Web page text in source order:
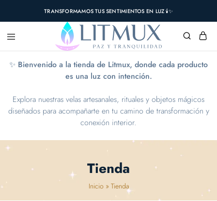
TRANSFORMAMOS TUS SENTIMIENTOS EN LUZ 🕯️✨
✨ Bienvenido a la tienda de Litmux, donde cada producto
es una luz con intención.
Explora nuestras velas artesanales, rituales y objetos mágicos
diseñados para acompañarte en tu camino de transformación y
conexión interior.
Inicio » Tienda
Tienda